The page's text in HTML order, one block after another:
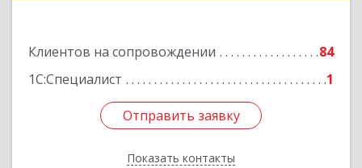
Клиентов на сопровождении
84
1С:Специалист
1
Отправить заявку
Показать контакты
Отправить заявку
Назад